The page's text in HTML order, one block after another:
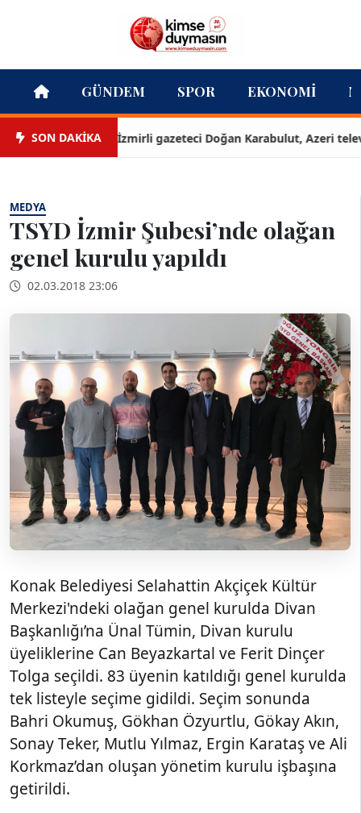
GÜNDEM SPOR EKONOMI
SON DAKİKAİzmirli gazeteci Doğan Karabulut, Azeri
MEDYA
TSYD İzmir Şubesi’nde olağan
genel kurulu yapıldı
02.03.2018 23:06
Konak Belediyesi Selahattin Akçiçek Kültür
Merkezi'ndeki olağan genel kurulda Divan
Başkanlığı’na Ünal Tümin, Divan kurulu
üyeliklerine Can Beyazkartal ve Ferit Dinçer
Tolga seçildi. 83 üyenin katıldığı genel kurulda
tek listeyle seçime gidildi. Seçim sonunda
Bahri Okumuş, Gökhan Özyurtlu, Gökay Akın,
Sonay Teker, Mutlu Yılmaz, Ergin Karataş ve Ali
Korkmaz’dan oluşan yönetim kurulu işbaşına
getirildi.